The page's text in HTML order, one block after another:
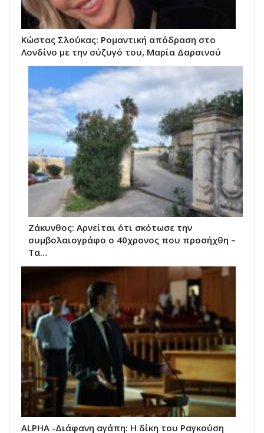
Κώστας Σλούκας: Ρομαντική απόδραση στο
Λονδίνο με την σύζυγό του, Μαρία Δαρσινού
Ζάκυνθος: Αρνείται ότι σκότωσε την
συμβολαιογράφο ο 40χρονος που προσήχθη –
Τα…
ALPHA -Διάφανη αγάπη: Η δίκη του Ραγκούση